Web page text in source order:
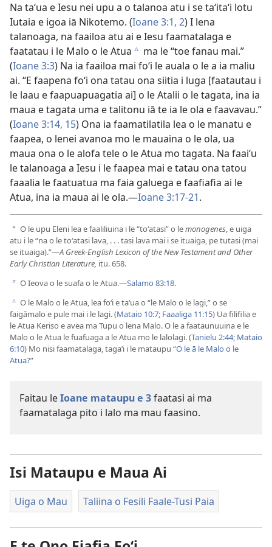
Na taʻua e Iesu nei upu a o talanoa atu i se taʻitaʻi lotu
Iutaia e igoa iā Nikotemo. (Ioane 3:1, 2) I lena
talanoaga, na faailoa atu ai e Iesu faamatalaga e
faatatau i le Malo o le Atua c ma le “toe fanau mai.”
(Ioane 3:3) Na ia faailoa mai foʻi le auala o le a ia maliu
ai. “E faapena foʻi ona tatau ona siitia i luga [faatautau i
le laau e faapuapuagatia ai] o le Atalii o le tagata, ina ia
maua e tagata uma e talitonu iā te ia le ola e faavavau.”
(Ioane 3:14, 15) Ona ia faamatilatila lea o le manatu e
faapea, o lenei avanoa mo le mauaina o le ola, ua
maua ona o le alofa tele o le Atua mo tagata. Na faaiʻu
le talanoaga a Iesu i le faapea mai e tatau ona tatou
faaalia le faatuatua ma faia galuega e faafiafia ai le
Atua, ina ia maua ai le ola.—Ioane 3:17-21.
a O le upu Eleni lea e faaliliuina i le “toʻatasi” o lemonogenes, e uiga
atu i le “na o le toʻatasi lava, . . . tasi lava mai i se ituaiga, pe tutasi (mai
se ituaiga).”—A Greek-English Lexicon of the New Testament and Other
Early Christian Literature, itu. 658.
b O Ieova o le suafa o le Atua.—Salamo 83:18.
c O le Malo o le Atua, lea foʻi e taʻua o “le Malo o le lagi,” o se
faigāmalo e pule mai i le lagi. (Mataio 10:7; Faaaliga 11:15) Ua filifilia e
le Atua Keriso e avea ma Tupu o lena Malo. O le a faataunuuina e le
Malo o le Atua le fuafuaga a le Atua mo le lalolagi. (Tanielu 2:44; Mataio
6:10) Mo nisi faamatalaga, tagaʻi i le mataupu “O le ā le Malo o le
Atua?”
Faitau leIoane mataupu e 3faatasi ai ma
faamatalaga pito i lalo ma mau faasino.
Isi Mataupu e Maua Ai
Uiga o Mau Taliina o Fesili Faale-Tusi Paia